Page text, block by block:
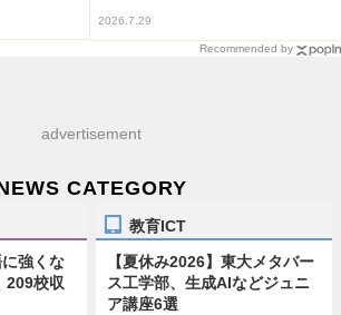
2026.7.29
Recommended by
advertisement
CATEGORY
強くな
209校収
教育ICT
【夏休み2026】東大メタバー
ス工学部、生成AIなどジュニ
ア講座6選